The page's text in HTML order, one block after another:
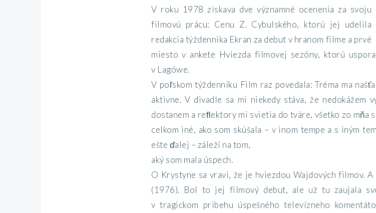
V roku 1978 ziskava dve významné ocenenia za svoju
filmovú prácu: Cenu Z. Cybulského, ktorú jej udelila
redakcia týždennika Ekran za debut v hranom filme a prvé
miesto v ankete Hviezda filmovej sezóny, ktorú
v Lagówe.
V poľskom týždenníku Film raz povedala: Tréma ma
aktivne. V divadle sa mi niekedy stáva, že nedokážem
dostanem a reﬂektory mi svietia do tváre, všetko zo mňa
celkom iné, ako som skúšala – v inom tempe a s iným
ešte ďalej – záleží na tom,
aký som mala úspech.
O Krystyne sa vravi, že je hviezdou Wajdových filmov.
(1976). Bol to jej filmový debut, ale už tu zaujala
v tragickom pribehu úspešného televízneho